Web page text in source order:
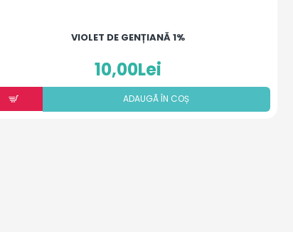
VIOLET DE GENȚIANĂ 1%
10,00Lei
ADAUGÃ ÎN COȘ